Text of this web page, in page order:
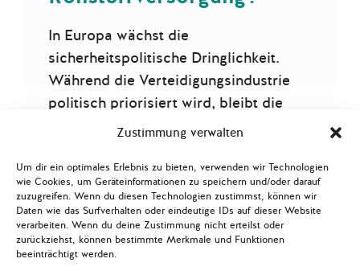
Zustimmung verwalten
Um dir ein optimales Erlebnis zu bieten, verwenden wir Technologien
wie Cookies, um Geräteinformationen zu speichern und/oder darauf
zuzugreifen. Wenn du diesen Technologien zustimmst, können wir
Daten wie das Surfverhalten oder eindeutige IDs auf dieser Website
verarbeiten. Wenn du deine Zustimmung nicht erteilst oder
zurückziehst, können bestimmte Merkmale und Funktionen
beeinträchtigt werden.
sicherheitspolitische Dringlichkeit.
Während die Verteidigungsindustrie
politisch priorisiert wird, bleibt die
sicherheitsrelevante Rohstoffbasis
ohne strategische Steuerungslogik –…
Mehr lesen